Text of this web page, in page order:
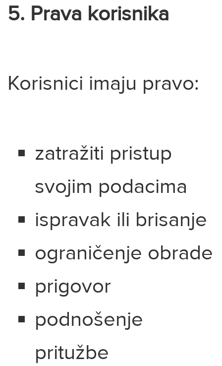
5. Prava korisnika
Korisnici imaju pravo:
zatražiti pristup
svojim podacima
ispravak ili brisanje
ograničenje obrade
prigovor
podnošenje
pritužbe